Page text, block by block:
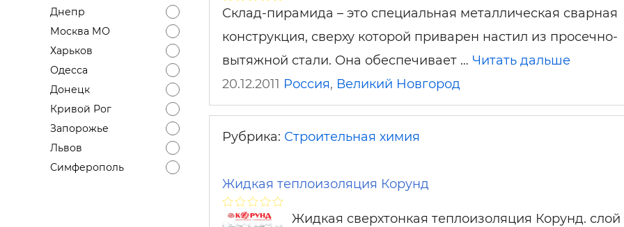
Днепр
Москва МО
Харьков
Одесса
Донецк
Кривой Рог
Запорожье
Львов
Симферополь
Склад-пирамида – это специальная металлическая сварная
конструкция, сверху которой приварен настил из просечно-
вытяжной стали. Она обеспечивает … Читать дальше
20.12.2011 Россия, Великий Новгород
Рубрика: Строительная химия
Жидкая теплоизоляция Корунд
Жидкая сверхтонкая теплоизоляция Корунд. слой